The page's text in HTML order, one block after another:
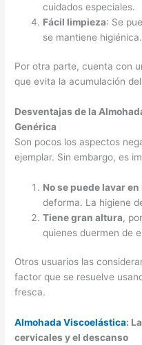
cuidados especiales.
Fácil limpieza: Se
se mantiene higiénica.
Por otra parte, cuenta con
que evita la acumulación
Desventajas de la
Genérica
Son pocos los aspectos
ejemplar. Sin embargo, es
No se puede lavar
deforma. La higiene
Tiene gran altura,
quienes duermen de
Otros usuarios las
factor que se resuelve
fresca.
Almohada Viscoelástica:
cervicales y el descanso